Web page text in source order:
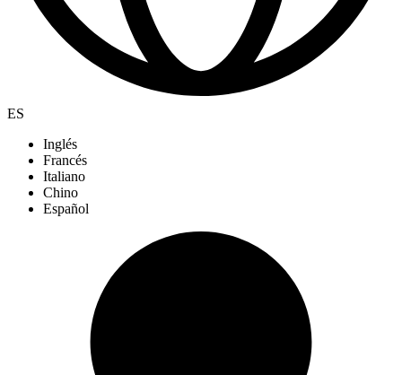
ES
Inglés
Francés
Italiano
Chino
Español